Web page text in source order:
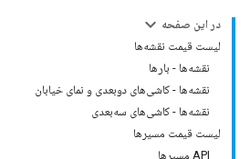
در این صفحه
لیست قیمت نقشه‌ها
نقشه‌ها - بارها
نقشه‌ها - کاشی‌های دوبعدی و نمای خیابان
نقشه‌ها - کاشی‌های سه‌بعدی
لیست قیمت مسیرها
API مسیرها